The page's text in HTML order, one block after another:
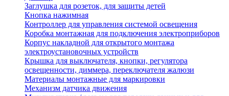
Заглушка для розеток, для защиты детей
Кнопка нажимная
Контроллер для управления системой освещения
Коробка монтажная для подключения электроприборов
Корпус накладной для открытого монтажа
электроустановочных устройств
Крышка для выключателя, кнопки, регулятора
освещенности, диммера, переключателя жалюзи
Материалы монтажные для маркировки
Механизм датчика движения